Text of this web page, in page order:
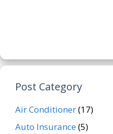
Post Category
Air Conditioner(17)
Auto Insurance(5)